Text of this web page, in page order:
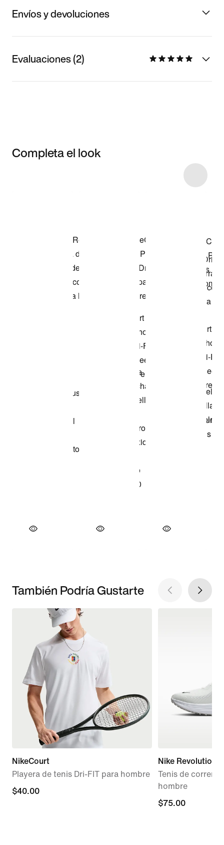
Envíos y devoluciones
Evaluaciones (2)
Completa el look
También Podría Gustarte
NikeCourt
Playera de tenis Dri-FIT para hombre
$40.00
$40.00
Nike Revolution 8
Tenis de correr
hombre
$75.00
$75.00